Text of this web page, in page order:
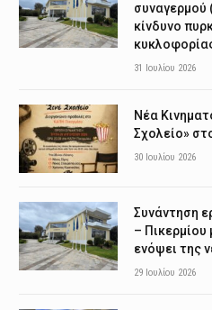
συναγερμού
κίνδυνο
31 Ιουλίου 2026
Νέα
Σχολείο»
30 Ιουλίου 2026
Συνάντηση
–
ενόψει της
29 Ιουλίου 2026